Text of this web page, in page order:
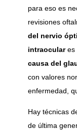
para eso es
revisiones
del nervio
intraoculares
causa del
con valores
enfermedad,
Hay técnicas
de última